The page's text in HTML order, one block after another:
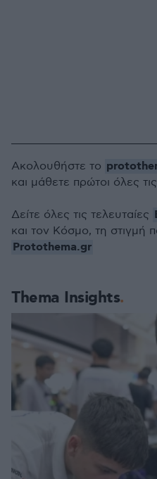
Thema Insights
Ακολουθήστε το
και μάθετε πρώτοι όλες
Δείτε όλες τις τελευταίες
και τον Κόσμο, τη στιγμή
Protothema.gr